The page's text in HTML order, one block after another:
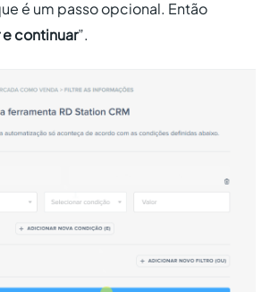
é um passo opcional. Então
e continuar”.